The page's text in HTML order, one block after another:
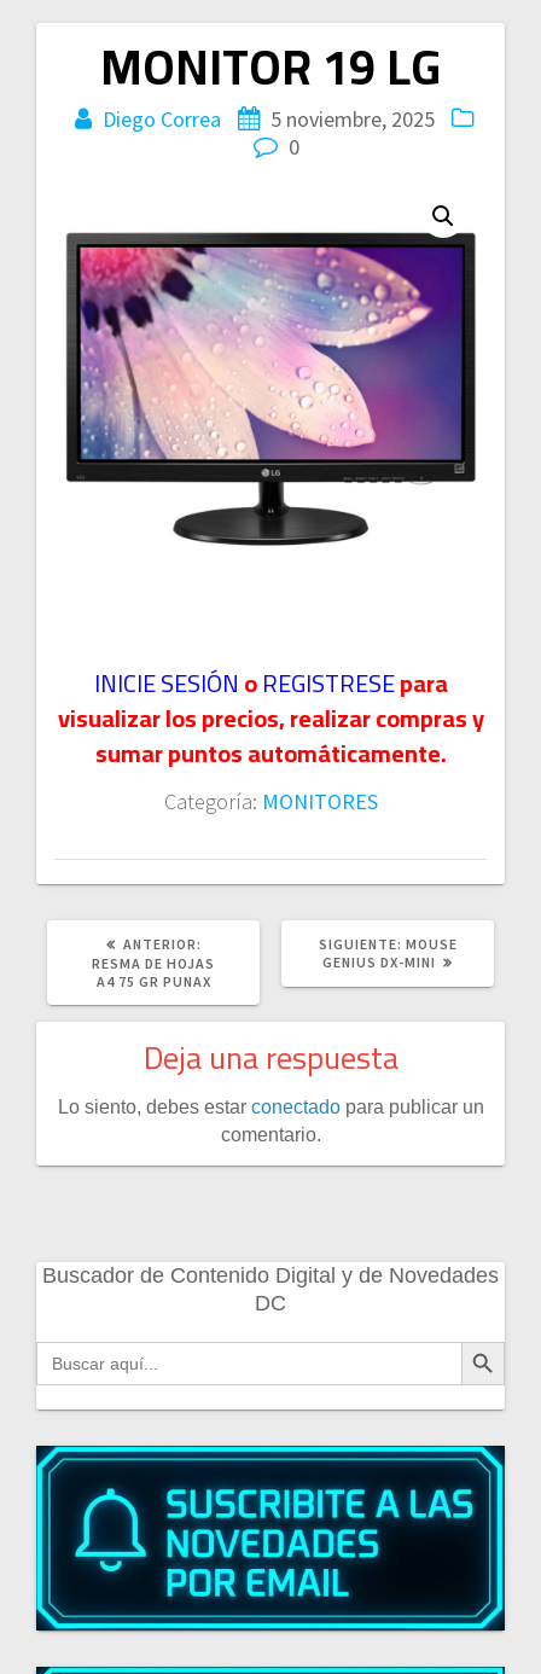
MONITOR 19 LG
Diego Correa
5 noviembre, 2025
0
INICIE SESIÓNoREGISTRESEpara
visualizar los precios, realizar compras y
sumar puntos automáticamente.
Categoría: MONITORES
Navegación
de
ANTERIOR:
ANTERIOR:
RESMA DE HOJAS
A4 75 GR PUNAX
SIGUIENTE: SIGUIENTE
POST:
MOUSE
GENIUS DX-MINI
Deja una respuesta
Lo siento, debes estar conectadopara publicar un
comentario.
Buscador de Contenido Digital y de Novedades
DC
Buscar: Botón de búsqueda